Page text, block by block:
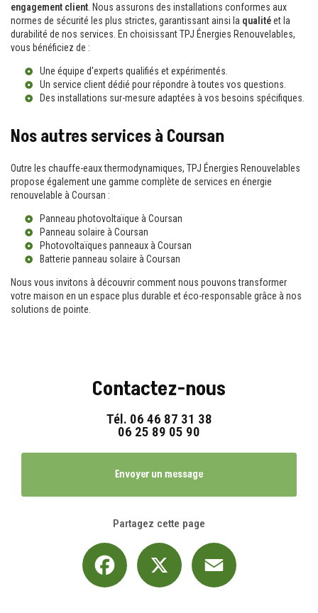
engagement client . Nous assurons des installations conformes aux
normes de sécurité les plus strictes, garantissant ainsi la qualitéet la
durabilité de nos services. En choisissant TPJ Énergies Renouvelables,
vous bénéficiez de :
Une équipe d'experts qualifiés et expérimentés.
Un service client dédié pour répondre à toutes vos questions.
Des installations sur-mesure adaptées à vos besoins spécifiques.
Nos autres services à Coursan
Outre les chauffe-eaux thermodynamiques, TPJ Énergies Renouvelables
propose également une gamme complète de services en énergie
renouvelable à Coursan :
Panneau photovoltaïque à Coursan
Panneau solaire à Coursan
Photovoltaïques panneaux à Coursan
Batterie panneau solaire à Coursan
Nous vous invitons à découvrir comment nous pouvons transformer
votre maison en un espace plus durable et éco-responsable grâce à nos
solutions de pointe.
Contactez-nous
Tél. 06 46 87 31 38
06 25 89 05 90
Envoyer un message
Partagez cette page
Facebook